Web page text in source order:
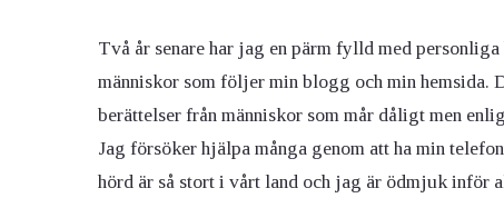
Två år senare har jag en pärm fylld med
människor som följer min blogg och min hemsida.
berättelser från människor som mår dåligt men
Jag försöker hjälpa många genom att ha min
hörd är så stort i vårt land och jag är ödmjuk inför